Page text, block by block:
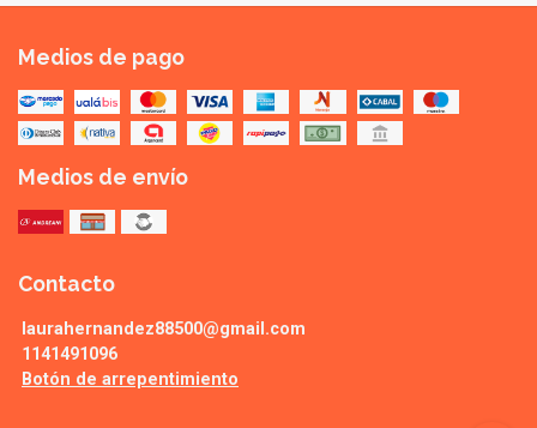
Medios de pago
Medios de envío
Contacto
laurahernandez88500@gmail.com
1141491096
Botón de arrepentimiento